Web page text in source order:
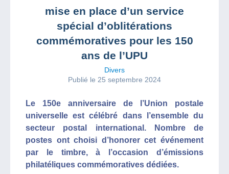
mise en place d’un service
spécial d’oblitérations
commémoratives pour les 150
ans de l’UPU
Divers
Publié le 25 septembre 2024
Le 150e anniversaire de l’Union postale
universelle est célébré dans l’ensemble du
secteur postal international. Nombre de
postes ont choisi d’honorer cet événement
par le timbre, à l’occasion d’émissions
philatéliques commémoratives dédiées.